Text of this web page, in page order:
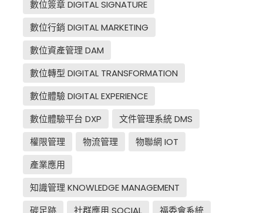
數位簽章 DIGITAL SIGNATURE
數位行銷 DIGITAL MARKETING
數位資產管理 DAM
數位轉型 DIGITAL TRANSFORMATION
數位體驗 DIGITAL EXPERIENCE
數位體驗平台 DXP
文件管理系統 DMS
權限管理
物流管理
物聯網 IOT
產業應用
知識管理 KNOWLEDGE MANAGEMENT
碳足跡
社群應用 SOCIAL
福委會系統